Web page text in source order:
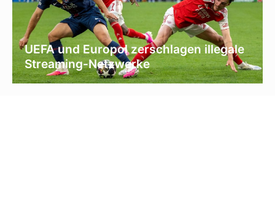
UEFA und Europol zerschlagen illegale
Streaming-Netzwerke